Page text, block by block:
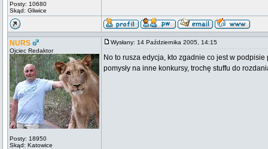
Posty: 10680
Skąd: Gliwice
NURS
Ojciec Redaktor
Posty: 18950
Skąd: Katowice
Wysłany: 14 Października 2005, 14:15
No to rusza edycja, kto zgadnie co jest w
pomysły na inne konkursy, trochę stuffu do